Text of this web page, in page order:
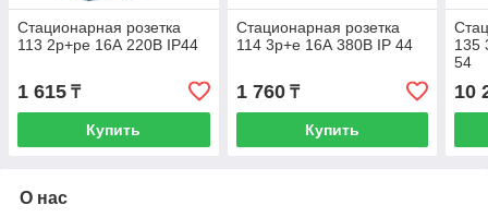
Стационарная розетка
113 2р+ре 16А 220В IP44
1 615 ₸
Купить
Стационарная розетка
114 3р+е 16А 380В IP 44
1 760₸
Купить
135
54
10
О нас